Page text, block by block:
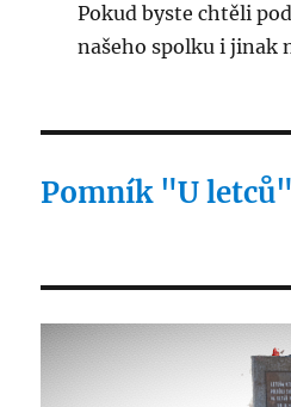
Pokud byste chtěli
našeho spolku i jinak
Pomník "U